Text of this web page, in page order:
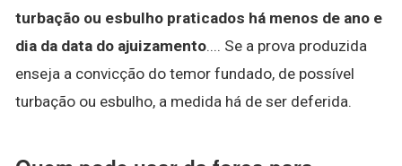
turbação ou esbulho praticados há menos de ano e
dia da data do ajuizamento.... Se a prova produzida
enseja a convicção do temor fundado, de possível
turbação ou esbulho, a medida há de ser deferida.